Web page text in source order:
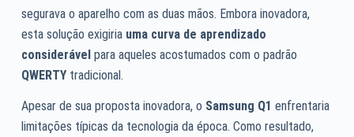
segurava o aparelho com as duas mãos. Embora inovadora,
esta solução exigiria uma curva de aprendizado
considerável para aqueles acostumados com o padrão
QWERTYtradicional.
Apesar de sua proposta inovadora, o Samsung Q1 enfrentaria
limitações típicas da tecnologia da época. Como resultado,